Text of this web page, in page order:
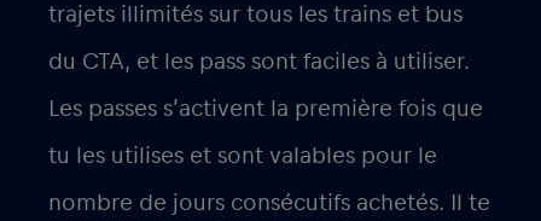
trajets illimités sur tous les trains et bus
du CTA, et les pass sont faciles à utiliser.
Les passes s’activent la première fois que
tu les utilises et sont valables pour le
nombre de jours consécutifs achetés. Il te